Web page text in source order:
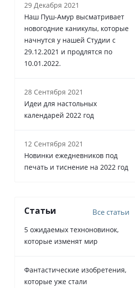
29 Декабря 2021
Наш Пуш-Амур высматривает
новогодние каникулы, которые
начнутся у нашей Студии с
29.12.2021 и продлятся по
10.01.2022.
28 Сентября 2021
Идеи для настольных
календарей 2022 год
12 Сентября 2021
Новинки ежедневников под
печать и тиснение на 2022 год
Статьи Все статьи
5 ожидаемых техноновинок,
которые изменят мир
Фантастические изобретения,
которые уже стали